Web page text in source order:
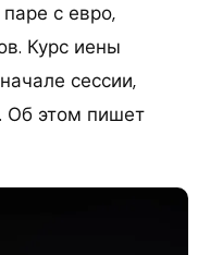
с евро,
Курс иены
сессии,
Об этом пишет